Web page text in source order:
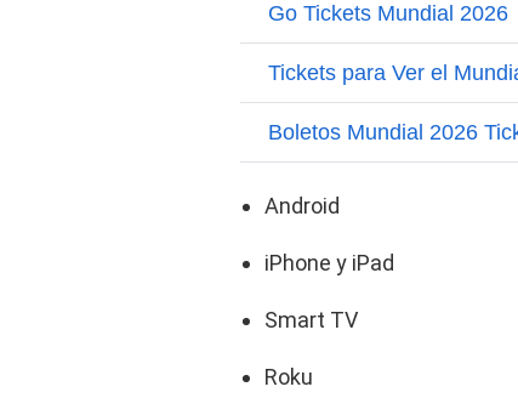
Android
iPhone y iPad
Smart TV
Roku